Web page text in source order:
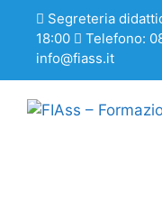
Segreteria
18:00
Telefono:
info@fiass.it